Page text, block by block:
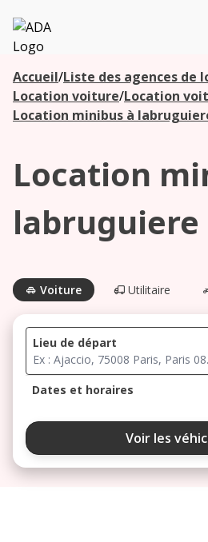
ADA
Accueil/Liste des agences de
Location voiture/Location
Location minibus à
Location
labruguiere
Voiture Utilitaire
Lieu de départ
Dates et horaires
ma me
Voir les
Les
agences à
proximité
Commencez
votre
recherche
proximité